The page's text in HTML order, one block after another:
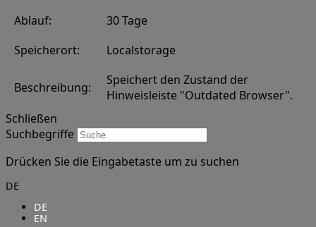
Ablauf:
30 Tage
Speicherort:
Localstorage
Beschreibung:
Speichert den Zustand der
Hinweisleiste "Outdated Browser".
Schließen
Suchbegriffe
Drücken Sie die Eingabetaste um zu suchen
DE
DE
EN